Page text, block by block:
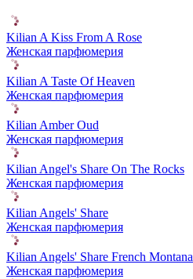
Kilian A Kiss From A Rose
Женская парфюмерия
Kilian A Taste Of Heaven
Женская парфюмерия
Kilian Amber Oud
Женская парфюмерия
Kilian Angel's Share On The Rocks
Женская парфюмерия
Kilian Angels' Share
Женская парфюмерия
Kilian Angels' Share French Montana
Женская парфюмерия